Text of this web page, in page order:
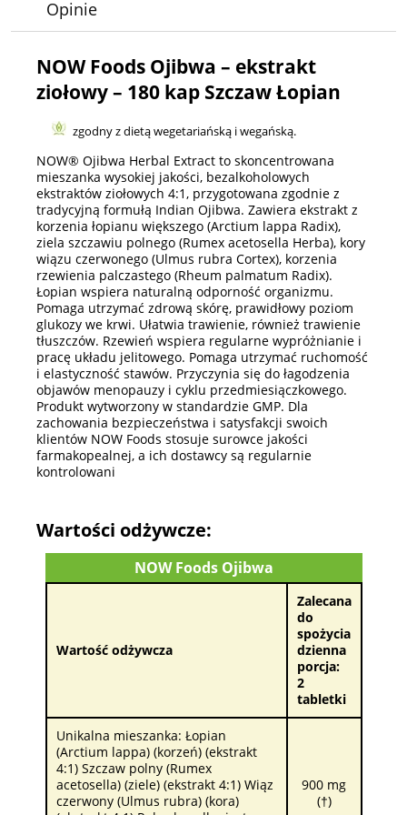
Opinie
NOW Foods Ojibwa – ekstrakt
ziołowy – 180 kap Szczaw Łopian
zgodny z dietą wegetariańską i wegańską.
NOW® Ojibwa Herbal Extract to skoncentrowana
mieszanka wysokiej jakości, bezalkoholowych
ekstraktów ziołowych 4:1, przygotowana zgodnie z
tradycyjną formułą Indian Ojibwa. Zawiera ekstrakt z
korzenia łopianu większego (Arctium lappa Radix),
ziela szczawiu polnego (Rumex acetosella Herba), kory
wiązu czerwonego (Ulmus rubra Cortex), korzenia
rzewienia palczastego (Rheum palmatum Radix).
Łopian wspiera naturalną odporność organizmu.
Pomaga utrzymać zdrową skórę, prawidłowy poziom
glukozy we krwi. Ułatwia trawienie, również trawienie
tłuszczów. Rzewień wspiera regularne wypróżnianie i
pracę układu jelitowego. Pomaga utrzymać ruchomość
i elastyczność stawów. Przyczynia się do łagodzenia
objawów menopauzy i cyklu przedmiesiączkowego.
Produkt wytworzony w standardzie GMP. Dla
zachowania bezpieczeństwa i satysfakcji swoich
klientów NOW Foods stosuje surowce jakości
farmakopealnej, a ich dostawcy są regularnie
kontrolowani
Wartości odżywcze:
NOW Foods Ojibwa
Wartość odżywcza
Zalecana
do
spożycia
dzienna
porcja:
2
tabletki
Unikalna mieszanka: Łopian
(Arctium lappa) (korzeń) (ekstrakt
4:1) Szczaw polny (Rumex
acetosella) (ziele) (ekstrakt 4:1) Wiąz
czerwony (Ulmus rubra) (kora)
900 mg
(†)